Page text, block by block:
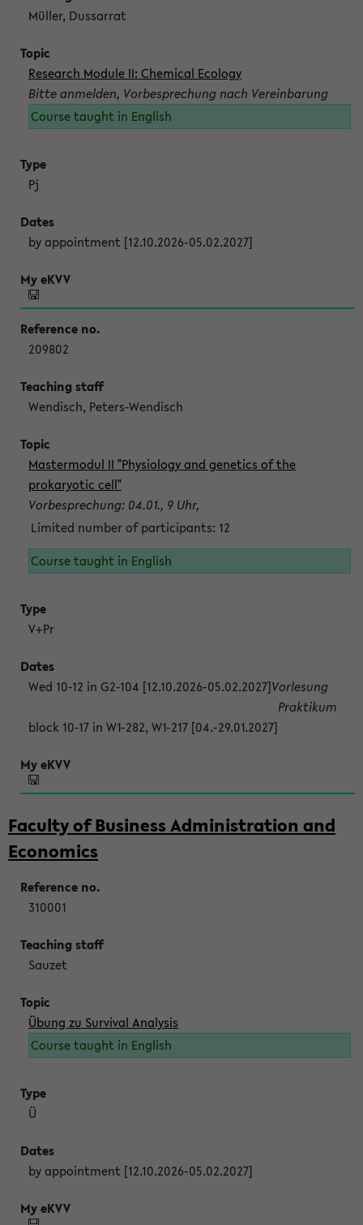
Müller, Dussarrat
Research Module II: Chemical Ecology
Bitte anmelden, Vorbesprechung nach Vereinbarung
Course taught in English
Pj
by appointment [12.10.2026-05.02.2027]
209802
Wendisch, Peters-Wendisch
Mastermodul II "Physiology and genetics of the
prokaryotic cell"
Vorbesprechung: 04.01., 9 Uhr,
Limited number of participants: 12
Course taught in English
V+Pr
Wed 10-12 in G2-104 [12.10.2026-05.02.2027]Vorlesung
block 10-17 in W1-282, W1-217 [04.-29.01.2027]
Praktikum
Faculty of Business Administration and
Economics
310001
Sauzet
Übung zu Survival Analysis
Course taught in English
Ü
by appointment [12.10.2026-05.02.2027]